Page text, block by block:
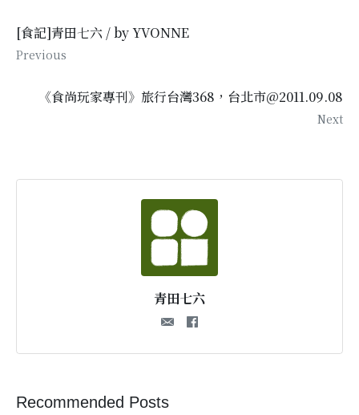
[食記]青田七六 / by YVONNE
Previous
《食尚玩家專刊》旅行台灣368，台北市@2011.09.08
Next
青田七六
Recommended Posts